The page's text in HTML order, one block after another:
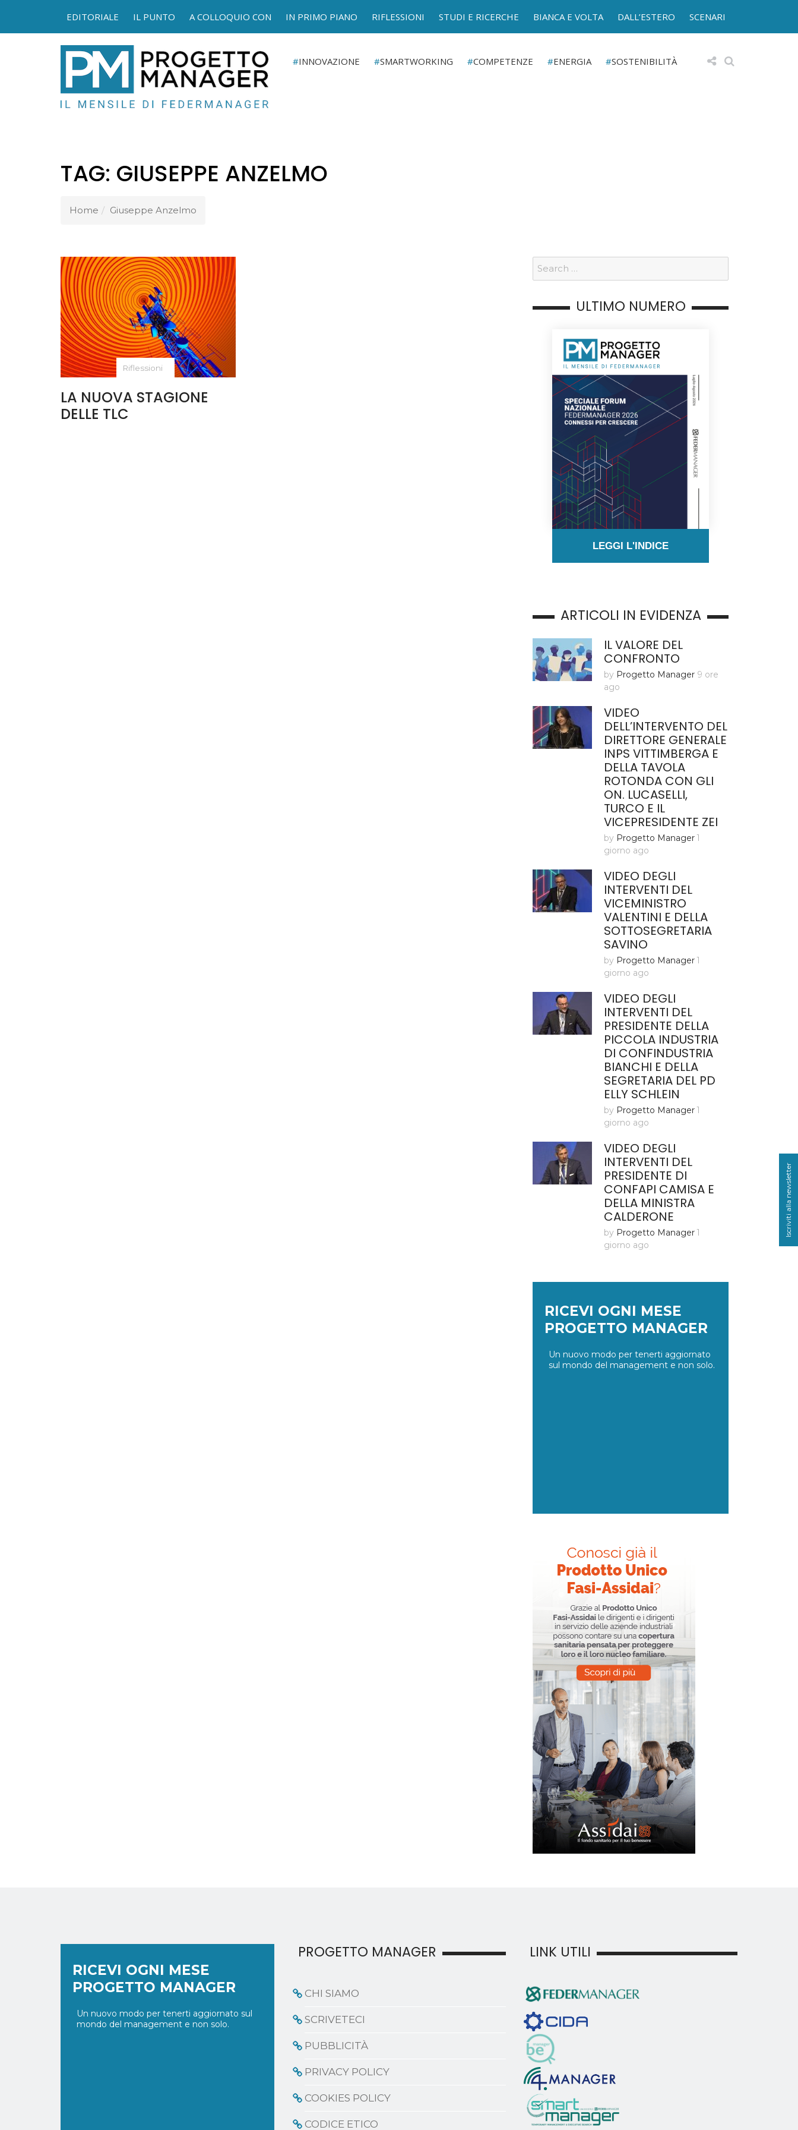
EDITORIALE IL PUNTO A COLLOQUIO CON IN PRIMO PIANO RIFLESSIONI STUDI E RICERCHE BIANCA E VOLTA DALL’ESTERO SCENARI
INNOVAZIONE SMARTWORKING COMPETENZE ENERGIA SOSTENIBILITÀ
TAG: GIUSEPPE ANZELMO
Home Giuseppe Anzelmo
Riflessioni
LA NUOVA STAGIONE
DELLE TLC
ULTIMO NUMERO
LEGGI L'INDICE
ARTICOLI IN EVIDENZA
IL VALORE DEL
CONFRONTO
by Progetto Manager 9 ore
ago
VIDEO
DELL’INTERVENTO DEL
DIRETTORE GENERALE
INPS VITTIMBERGA E
DELLA TAVOLA
ROTONDA CON GLI
ON. LUCASELLI,
TURCO E IL
VICEPRESIDENTE ZEI
by Progetto Manager 1
giorno ago
VIDEO DEGLI
INTERVENTI DEL
VICEMINISTRO
VALENTINI E DELLA
SOTTOSEGRETARIA
SAVINO
by Progetto Manager 1
giorno ago
VIDEO DEGLI
INTERVENTI DEL
PRESIDENTE DELLA
PICCOLA INDUSTRIA
DI CONFINDUSTRIA
BIANCHI E DELLA
SEGRETARIA DEL PD
ELLY SCHLEIN
by Progetto Manager 1
giorno ago
VIDEO DEGLI
INTERVENTI DEL
PRESIDENTE DI
CONFAPI CAMISA E
DELLA MINISTRA
CALDERONE
by Progetto Manager 1
giorno ago
RICEVI OGNI MESE
PROGETTO MANAGER
Un nuovo modo per tenerti aggiornato
sul mondo del management e non solo.
RICEVI OGNI MESE
PROGETTO MANAGER
Un nuovo modo per tenerti aggiornato sul
mondo del management e non solo.
PROGETTO MANAGER
CHI SIAMO
SCRIVETECI
PUBBLICITÀ
PRIVACY POLICY
COOKIES POLICY
CODICE ETICO
LINK UTILI
Iscriviti alla newsletter